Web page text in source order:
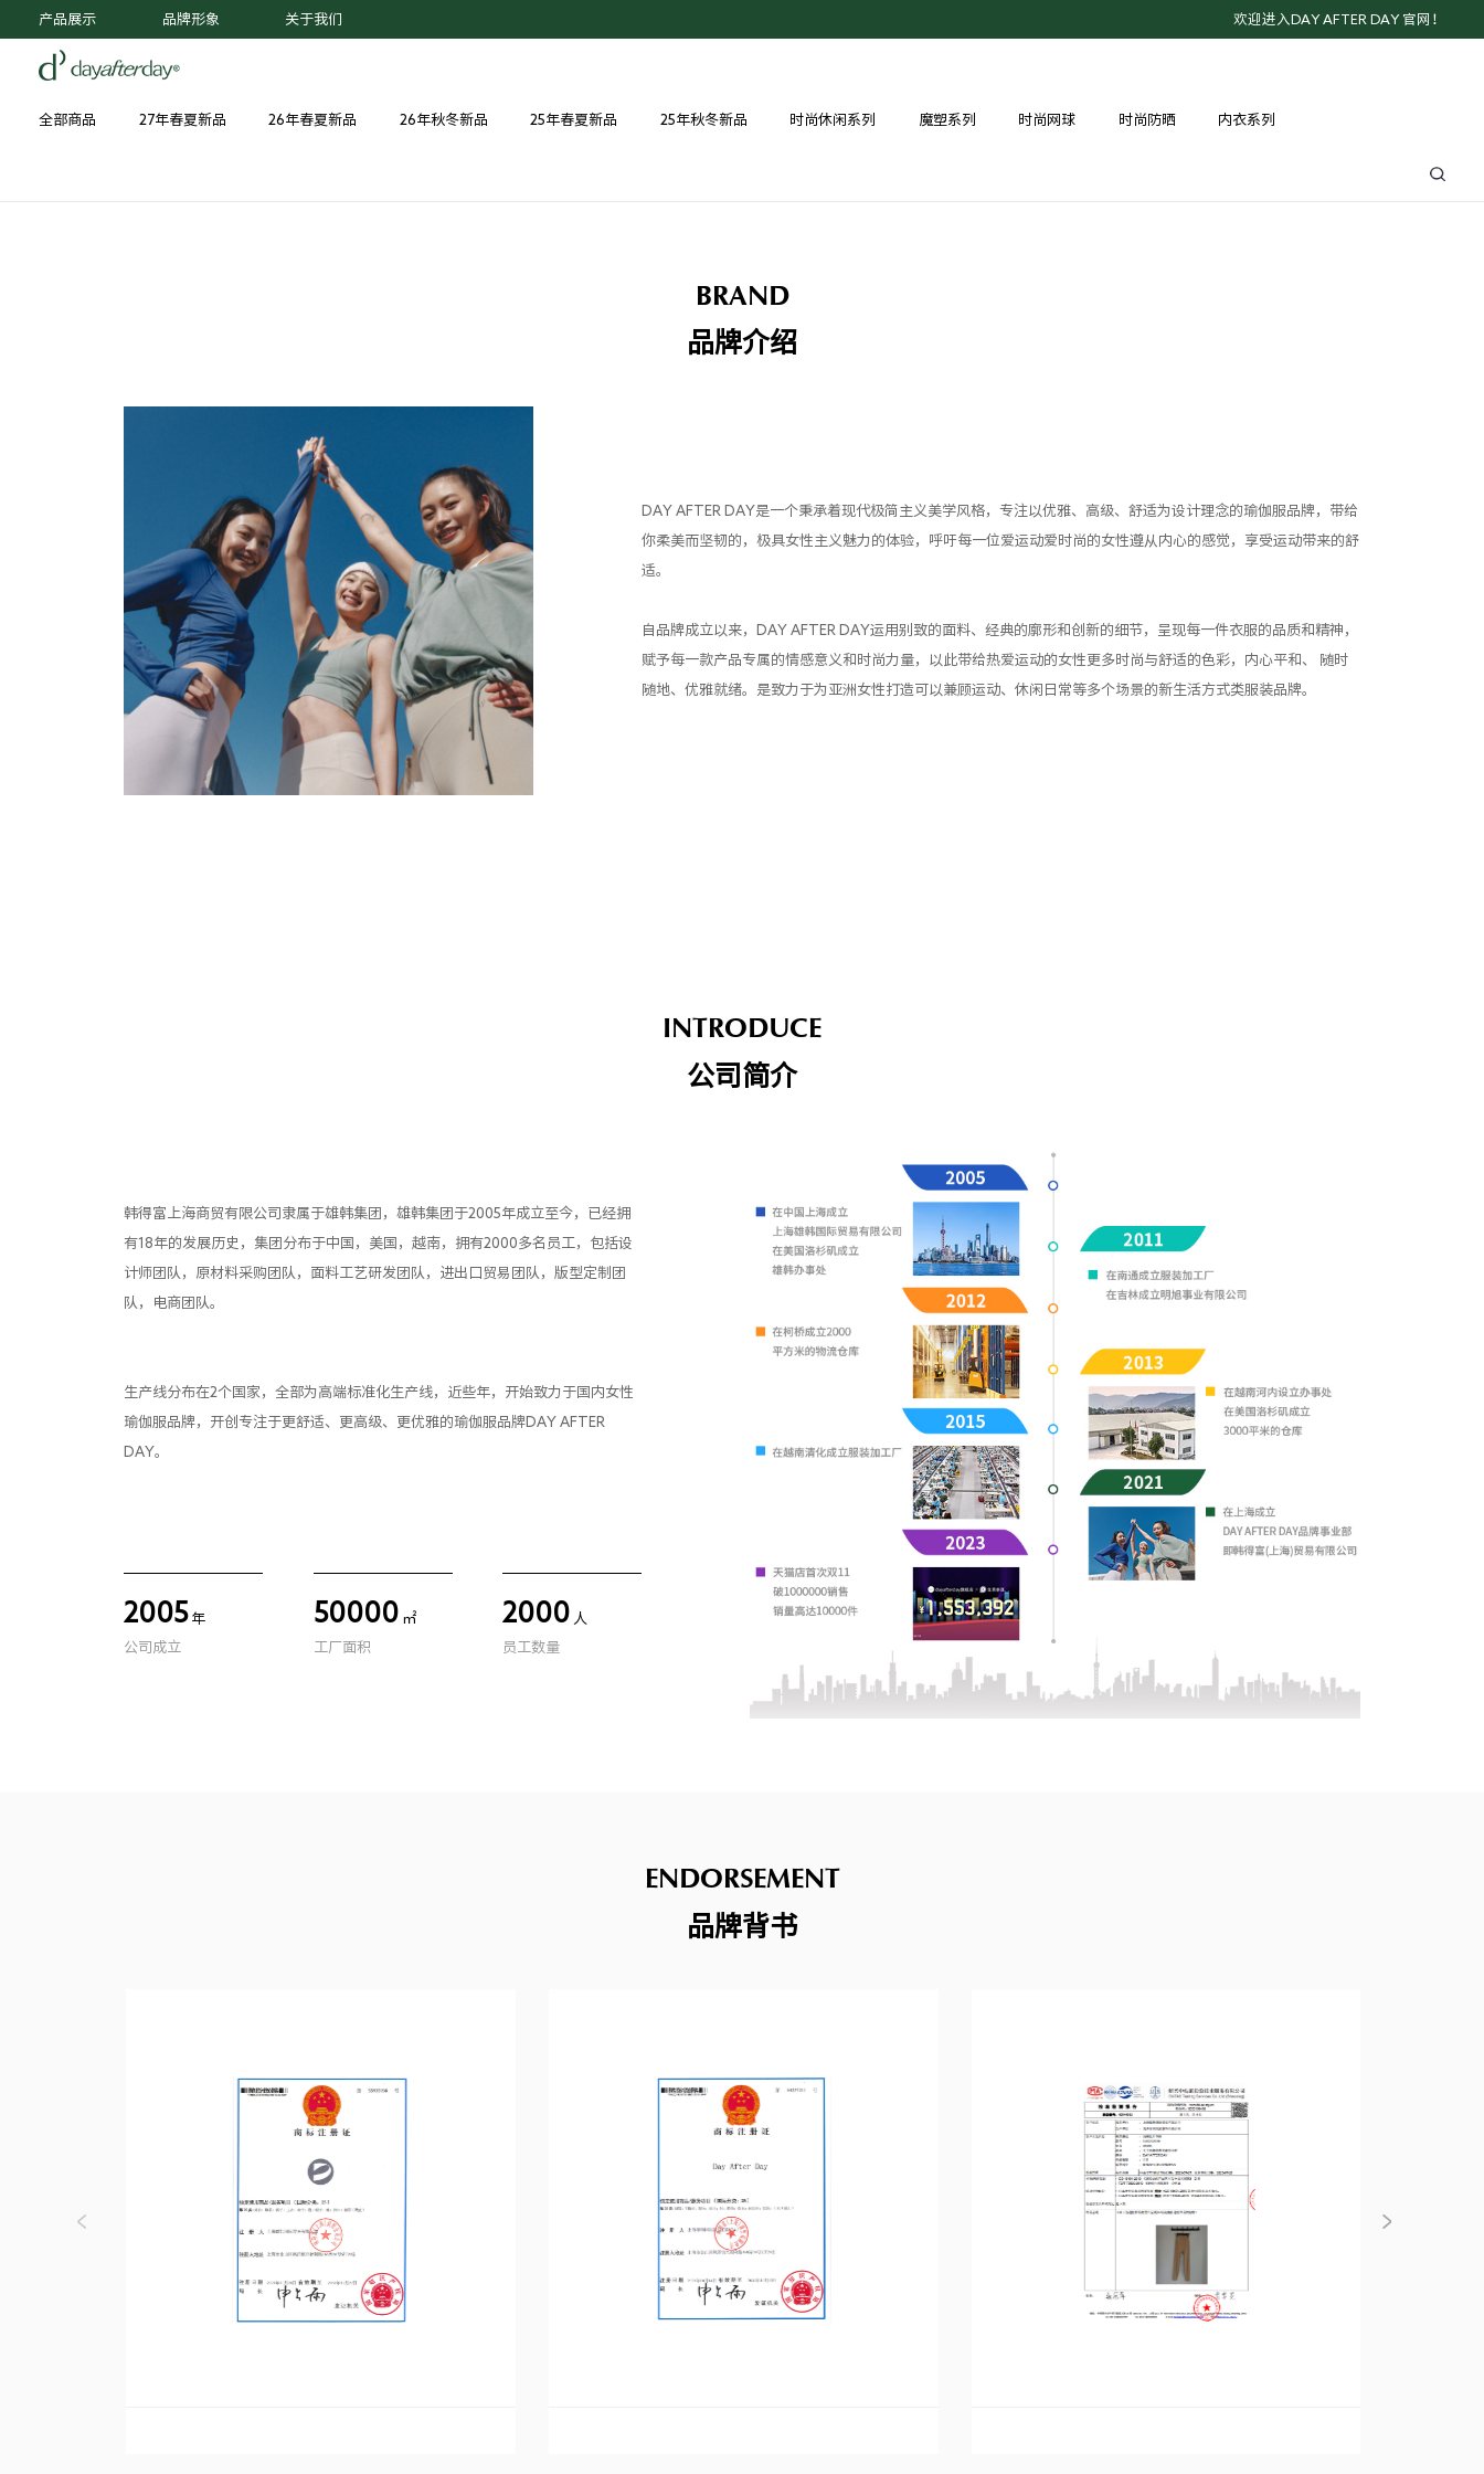
产品展示 品牌形象 关于我们 欢迎进入DAY AFTER DAY 官网！
全部商品 27年春夏新品 26年春夏新品 26年秋冬新品 25年春夏新品 25年秋冬新品 时尚休闲系列 魔塑系列 时尚网球 时尚防晒 内衣系列
BRAND
品牌介绍
DAY AFTER DAY是一个秉承着现代极简主义美学风格，专注以优雅、高级、舒适为设计理念的瑜伽服品牌，带给
你柔美而坚韧的，极具女性主义魅力的体验，呼吁每一位爱运动爱时尚的女性遵从内心的感觉，享受运动带来的舒
适。
自品牌成立以来，DAY AFTER DAY运用别致的面料、经典的廓形和创新的细节，呈现每一件衣服的品质和精神，
赋予每一款产品专属的情感意义和时尚力量，以此带给热爱运动的女性更多时尚与舒适的色彩，内心平和、 随时
随地、优雅就绪。是致力于为亚洲女性打造可以兼顾运动、休闲日常等多个场景的新生活方式类服装品牌。
INTRODUCE
公司简介
韩得富上海商贸有限公司隶属于雄韩集团，雄韩集团于2005年成立至今，已经拥
有18年的发展历史，集团分布于中国，美国，越南，拥有2000多名员工，包括设
计师团队，原材料采购团队，面料工艺研发团队，进出口贸易团队，版型定制团
队，电商团队。
生产线分布在2个国家，全部为高端标准化生产线，近些年，开始致力于国内女性
瑜伽服品牌，开创专注于更舒适、更高级、更优雅的瑜伽服品牌DAY AFTER
DAY。
2005 年
公司成立
50000 ㎡
工厂面积
2000 人
员工数量
ENDORSEMENT
品牌背书